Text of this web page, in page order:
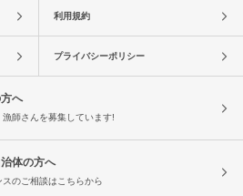
利用規約
プライバシーポリシー
へ
漁師さんを募集しています!
体の方へ
スのご相談はこちらから